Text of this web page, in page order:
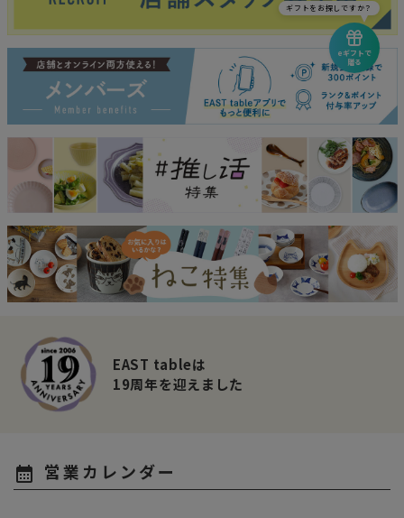
EAST tableは
19周年を迎えました
calendar_month 営業カレンダー
eギフトで
贈る
ギフトをお探しですか？